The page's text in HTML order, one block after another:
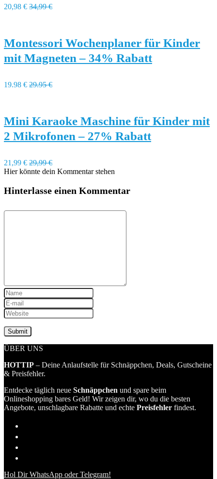
20,98 € 34,99 €
Montessori Wochenplaner für Kinder
mit Magneten – 34% Rabatt
19.98 € 29.95 €
Mini Karaoke Maschine für Kinder mit
2 Mikrofonen – 27% Rabatt
21,99 € 29,99 €
Hier könnte dein Kommentar stehen
Hinterlasse einen Kommentar
ÜBER UNS
HOTTIP – Deine Anlaufstelle für Schnäppchen, Deals, Gutscheine
& Preisfehler.
Entdecke täglich neue Schnäppchen und spare beim
Onlineshopping bares Geld! Wir zeigen dir, wo du die besten
Angebote, unschlagbare Rabatte und echte Preisfehler findest.
Hol Dir WhatsApp oder Telegram!